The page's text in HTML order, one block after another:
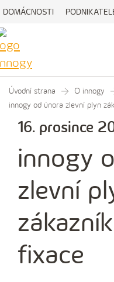
DOMÁCNOSTI
Úvodní strana O innogy
innogy od února zlevní plyn
16. prosince
innogy
zlevní
fixace